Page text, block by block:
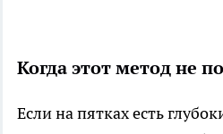
Когда этот метод не
Если на пятках есть